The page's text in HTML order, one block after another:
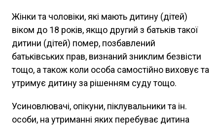
Жінки та чоловіки, які мають дитину (дітей)
віком до 18 років, якщо другий з батьків такої
дитини (дітей) помер, позбавлений
батьківських прав, визнаний зниклим безвісти
тощо, а також коли особа самостійно виховує та
утримує дитину за рішенням суду тощо.
Усиновлювачі, опікуни, піклувальники та ін.
особи, на утриманні яких перебуває дитина